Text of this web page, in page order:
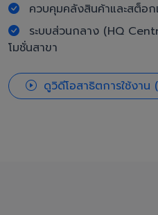
ควบคุมคลังสินค้าและสต็อก
ระบบส่วนกลาง (HQ
โมชั่นสาขา
ดูวิดีโอสาธิตการใช้งา